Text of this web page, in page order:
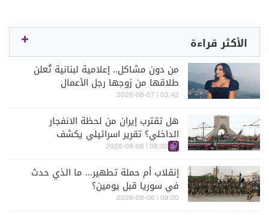
الأكثر قراءة
من دون مشاكل.. إعلامية لبنانية تُعلن
طلاقها من زوجها رجل الأعمال
03:42 | 2026-08-07
هل تقترب إيران من لحظة الانفجار
الداخلي؟ تقرير اسرائيلي يكشف
الكواليس
08:30 | 2026-08-06
إنقلاب أم حملة تطهير... ما الذي حدث
في سوريا قبل يومين؟
08:00 | 2026-08-06